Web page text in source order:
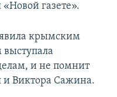
газете».
крымским
и не помнит
и Виктора Сажина.